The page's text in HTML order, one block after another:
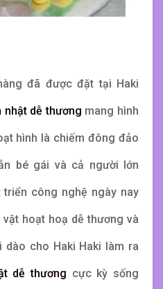
đã được đặt tại Haki
nhật dễ thương mang hình
hình là chiếm đông đảo
bé gái và cả người lớn
công nghệ ngày nay
hoạt hoạ dễ thương và
cho Haki Haki làm ra
dễ thương cực kỳ sống